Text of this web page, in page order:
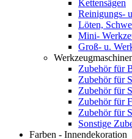
Kettensägen
Reinigungs-
Löten,
Mini-
Groß- u.
Zubehör für
Zubehör für
Zubehör für
Zubehör für
Zubehör für
Sonstige
Farben - Innendekoration